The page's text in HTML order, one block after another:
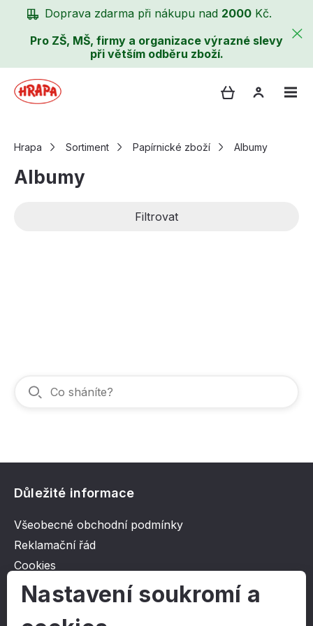
Doprava zdarma při nákupu nad 2000 Kč.
Pro ZŠ, MŠ, firmy a organizace výrazné slevy
při větším odběru zboží.
Hrapa Sortiment Papírnické zboží Albumy
Albumy
Filtrovat
Důležité informace
Všeobecné obchodní podmínky
Reklamační řád
Cookies
Ochrana osobních údajů
Nastavení soukromí a